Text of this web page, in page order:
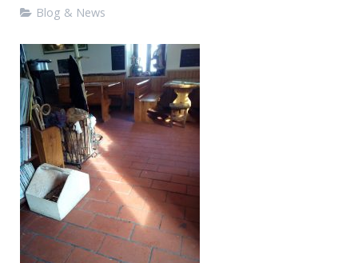
Cosa fare
Calendario
Foto
Cimbergo da vedere
Contatti
Blog & News